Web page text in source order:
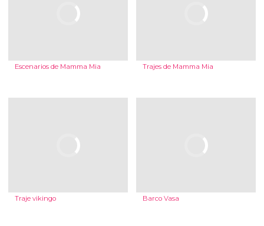
Escenarios de Mamma Mia Trajes de Mamma Mia
Traje vikingo Barco Vasa